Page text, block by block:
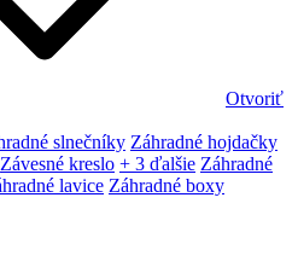
Otvoriť
slnečníky Záhradné hojdačky
Závesné kreslo + 3 ďalšie Záhradné
lavice Záhradné boxy